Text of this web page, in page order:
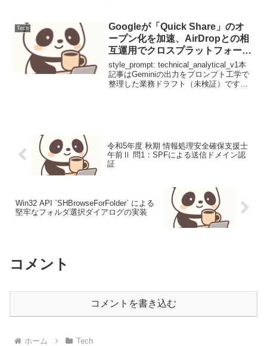
ロックの性質を問う。解法の核は、デッ
ドロックの...
Tech
Googleが「Quick Share」のオ
ープン化を加速、AirDropとの相
互運用でクロスプラットフォーム
共有の実現へ
style_prompt: technical_analytical_v1本
記事はGeminiの出力をプロンプト工学で
整理した業務ドラフト（未検証）です。
令和5年度 秋期 情報処理安全確保支援士
午前Ⅱ 問1：SPFによる送信ドメイン認
証
Win32 API `SHBrowseForFolder` による
堅牢なフォルダ選択ダイアログの実装
コメント
コメントを書き込む
ホーム Tech